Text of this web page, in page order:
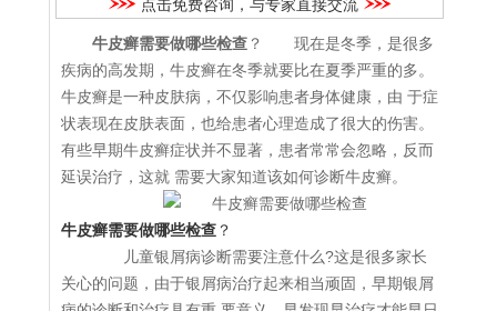
点击免费咨询，与专家直接交流
牛皮癣需要做哪些检查 ？ 现在是冬季，是很多
疾病的高发期，牛皮癣在冬季就要比在夏季严重的多。
牛皮癣是一种皮肤病，不仅影响患者身体健康，由 于症
状表现在皮肤表面，也给患者心理造成了很大的伤害。
有些早期牛皮癣症状并不显著，患者常常会忽略，反而
延误治疗，这就 需要大家知道该如何诊断牛皮癣。
牛皮癣需要做哪些检查 ？
儿童银屑病诊断需要注意什么?这是很多家长
关心的问题，由于银屑病治疗起来相当顽固，早期银屑